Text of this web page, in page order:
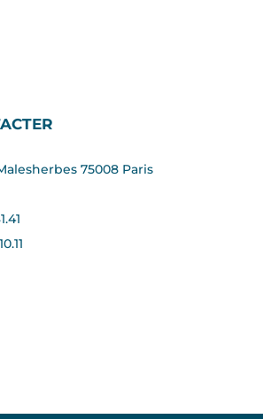
75008 Paris